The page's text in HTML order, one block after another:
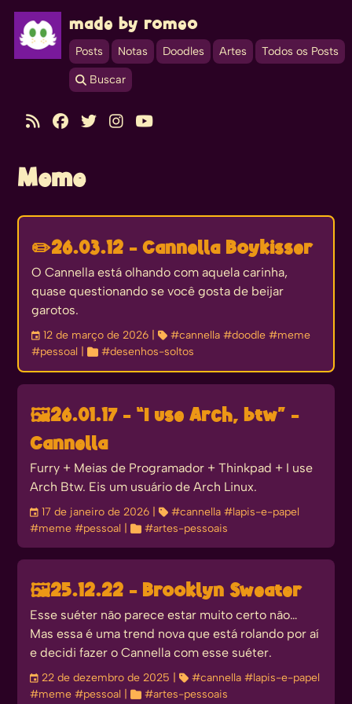
made by romeo
Posts Notas Doodles Artes Todos os Posts
 Buscar
    
Meme
✏️26.03.12 - Cannella Boykisser
O Cannella está olhando com aquela carinha,
quase questionando se você gosta de beijar
garotos.
󰃭12 de março de 2026 | #cannella #doodle #meme
#pessoal
| #desenhos-soltos
🖼️26.01.17 - “I use Arch, btw” -
Cannella
Furry + Meias de Programador + Thinkpad + I use
Arch Btw. Eis um usuário de Arch Linux.
󰃭17 de janeiro de 2026 | #cannella #lapis-e-papel
#meme #pessoal | #artes-pessoais
🖼️25.12.22 - Brooklyn Sweater
Esse suéter não parece estar muito certo não…
Mas essa é uma trend nova que está rolando por aí
e decidi fazer o Cannella com esse suéter.
󰃭 22 de dezembro de 2025 | #cannella #lapis-e-papel
#meme #pessoal | #artes-pessoais